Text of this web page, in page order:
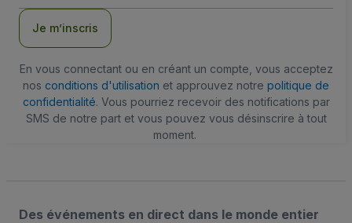
Je m’inscris
En vous connectant ou en créant un compte, vous acceptez
nos conditions d'utilisation et approuvez notre politique de
confidentialité. Vous pourriez recevoir des notifications par
SMS de notre part et vous pouvez vous désinscrire à tout
moment.
Des événements en direct dans le monde entier